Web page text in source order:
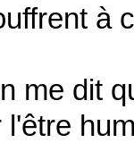
à
me dit